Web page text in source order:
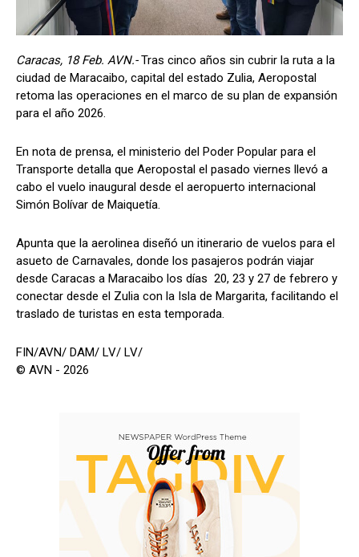
Caracas, 18 Feb. AVN.-Tras cinco años sin cubrir la ruta a la
ciudad de Maracaibo, capital del estado Zulia, Aeropostal
retoma las operaciones en el marco de su plan de expansión
para el año 2026.
En nota de prensa, el ministerio del Poder Popular para el
Transporte detalla que Aeropostal el pasado viernes llevó a
cabo el vuelo inaugural desde el aeropuerto internacional
Simón Bolívar de Maiquetía.
Apunta que la aerolinea diseñó un itinerario de vuelos para el
asueto de Carnavales, donde los pasajeros podrán viajar
desde Caracas a Maracaibo los días 20, 23 y 27 de febrero y
conectar desde el Zulia con la Isla de Margarita, facilitando el
traslado de turistas en esta temporada.
FIN/AVN/ DAM/ LV/ LV/
© AVN - 2026